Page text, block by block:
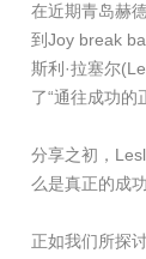
在近期青岛赫
到Joy break
斯利·拉塞尔
了“通往成功的
分享之初，
么是真正的成
正如我们所探